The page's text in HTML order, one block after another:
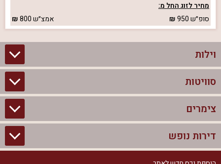
מחיר לזוג החל מ:
סופ״ש950 אמצ״ש800
וילות
וילות בצפון
וילות להשכרה
וילות למסיבת רווקים
סוויטות
סוויטות בצפון
צימרים לזוגות עם בריכה פרטית
צימרים
צימרים בצפון
צימרים לזוגות
דירות נופש